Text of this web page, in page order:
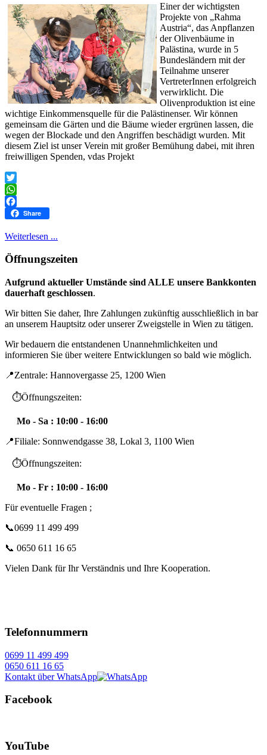
Einer der wichtigsten
Projekte von „Rahma
Austria“, das Anpflanzen
der Olivenbäume in
Palästina, wurde in 5
Bundesländern mit der
Teilnahme unserer
VertreterInnen erfolgreich
verwirklicht. Die
Olivenproduktion ist eine
wichtige Einkommensquelle für die Palästinenser. Wir können
gemeinsam die Gärten und die Bäume wieder ergrünen lassen, die
wegen der Blockade und den Angriffen beschädigt wurden. Mit
diesem Ziel ist unser Verein mit großer Bemühung dabei, mit ihren
freiwilligen Spenden, vdas Projekt
Twitter
WhatsApp
Facebook
Share
Weiterlesen ...
Öffnungszeiten
Aufgrund aktueller Umstände sind ALLE unsere Bankkonten
dauerhaft geschlossen.
Wir bitten Sie daher, Ihre Zahlungen zukünftig ausschließlich in bar
an unserem Hauptsitz oder unserer Zweigstelle in Wien zu tätigen.
Wir bedauern die entstandenen Unannehmlichkeiten und
informieren Sie über weitere Entwicklungen so bald wie möglich.
📍Zentrale: Hannovergasse 25, 1200 Wien
⏱️Öffnungszeiten:
Mo - Sa : 10:00 - 16:00
📍Filiale: Sonnwendgasse 38, Lokal 3, 1100 Wien
⏱️Öffnungszeiten:
Mo - Fr : 10:00 - 16:00
Für eventuelle Fragen ;
📞0699 11 499 499
📞 0650 611 16 65
Vielen Dank für Ihr Verständnis und Ihre Kooperation.
Telefonnummern
0699 11 499 499
0650 611 16 65
Kontakt über WhatsApp
Facebook
YouTube